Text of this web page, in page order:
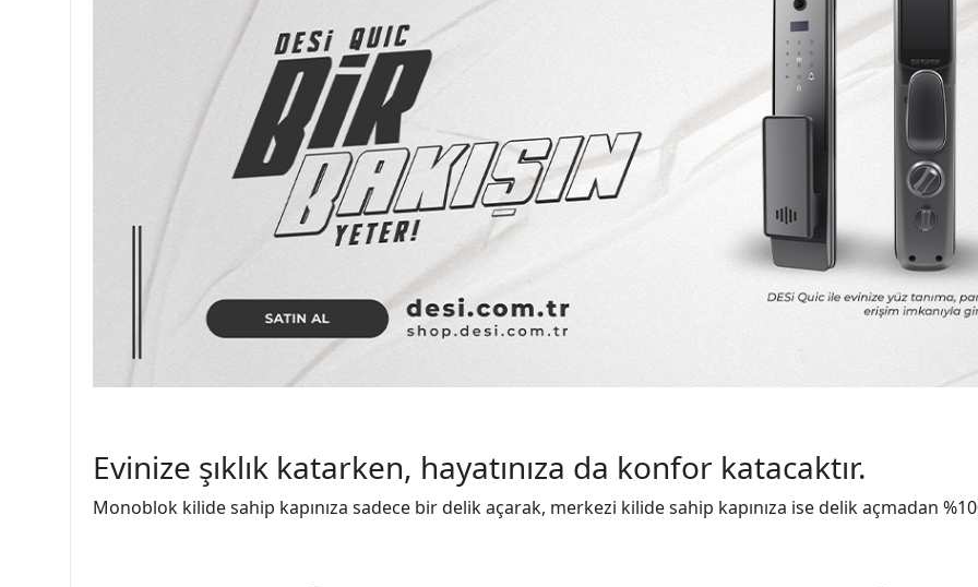
Evinize şıklık katarken, hayatınıza da konfor katacaktır.
Monoblok kilide sahip kapınıza sadece bir delik açarak, merkezi kilide sahip kapınıza ise delik açmadan